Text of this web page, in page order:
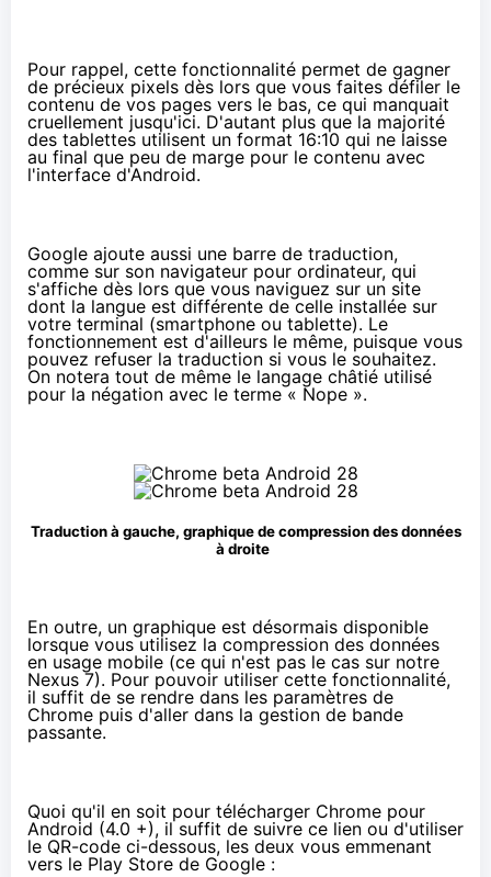
Pour rappel, cette fonctionnalité permet de gagner
de précieux pixels dès lors que vous faites défiler le
contenu de vos pages vers le bas, ce qui manquait
cruellement jusqu'ici. D'autant plus que la majorité
des tablettes utilisent un format 16:10 qui ne laisse
au final que peu de marge pour le contenu avec
l'interface d'Android.
Google ajoute aussi une barre de traduction,
comme sur son navigateur pour ordinateur, qui
s'affiche dès lors que vous naviguez sur un site
dont la langue est différente de celle installée sur
votre terminal (smartphone ou tablette). Le
fonctionnement est d'ailleurs le même, puisque vous
pouvez refuser la traduction si vous le souhaitez.
On notera tout de même le langage châtié utilisé
pour la négation avec le terme « Nope ».
Traduction à gauche, graphique de compression des données
à droite
En outre, un graphique est désormais disponible
lorsque vous utilisez la compression des données
en usage mobile (ce qui n'est pas le cas sur notre
Nexus 7). Pour pouvoir utiliser cette fonctionnalité,
il suffit de se rendre dans les paramètres de
Chrome puis d'aller dans la gestion de bande
passante.
Quoi qu'il en soit pour télécharger Chrome pour
Android (4.0 +), il suffit de suivre ce lien ou d'utiliser
le QR-code ci-dessous, les deux vous emmenant
vers le Play Store de Google :